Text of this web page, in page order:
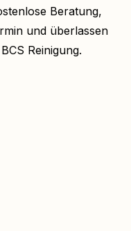
Beratung,
und überlassen
Reinigung.